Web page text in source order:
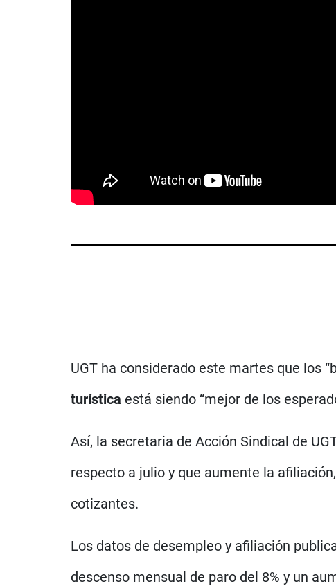
UGT ha considerado este martes que los
turística está siendo “mejor de los
Así, la secretaria de Acción Sindical de
respecto a julio y que aumente la
cotizantes.
Los datos de desempleo y afiliación
descenso mensual de paro del 8% y un